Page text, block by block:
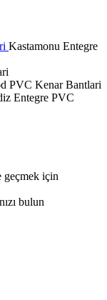
Kastamonu Entegre
PVC Kenar Bantlari
Entegre PVC
geçmek için
bulun